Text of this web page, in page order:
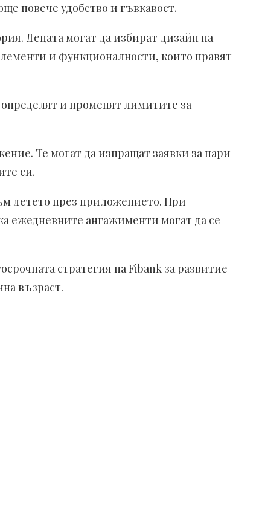
повече удобство и гъвкавост.
Децата могат да избират дизайн на
и функционалности, които правят
определят и променят лимитите за
Те могат да изпращат заявки за пари
си.
детето през приложението. При
ежедневните ангажименти могат да се
стратегия на Fibank за развитие
възраст.